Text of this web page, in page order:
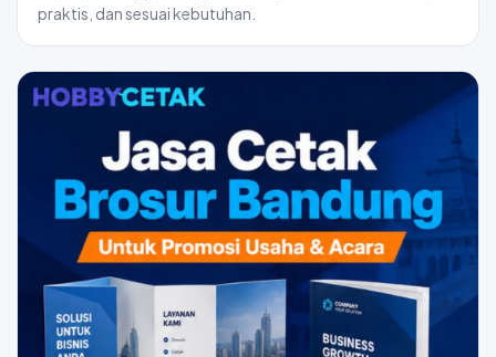
praktis, dan sesuai kebutuhan.